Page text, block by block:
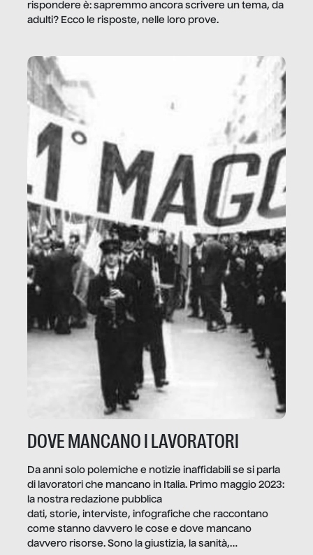
rispondere è: sapremmo ancora scrivere un tema, da
adulti? Ecco le risposte, nelle loro prove.
DOVE MANCANO I LAVORATORI
Da anni solo polemiche e notizie inaffidabili se si parla
di lavoratori che mancano in Italia. Primo maggio 2023:
la nostra redazione pubblica
dati, storie, interviste, infografiche che raccontano
come stanno davvero le cose e dove mancano
davvero risorse. Sono la giustizia, la sanità,